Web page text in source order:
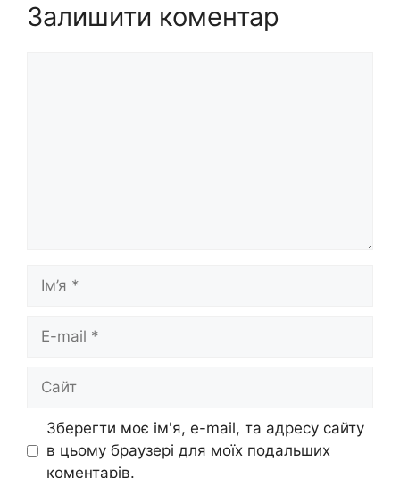
Залишити коментар
Ім’я
Сайт
Зберегти моє ім'я, e-mail, та адресу сайту
в цьому браузері для моїх подальших
коментарів.